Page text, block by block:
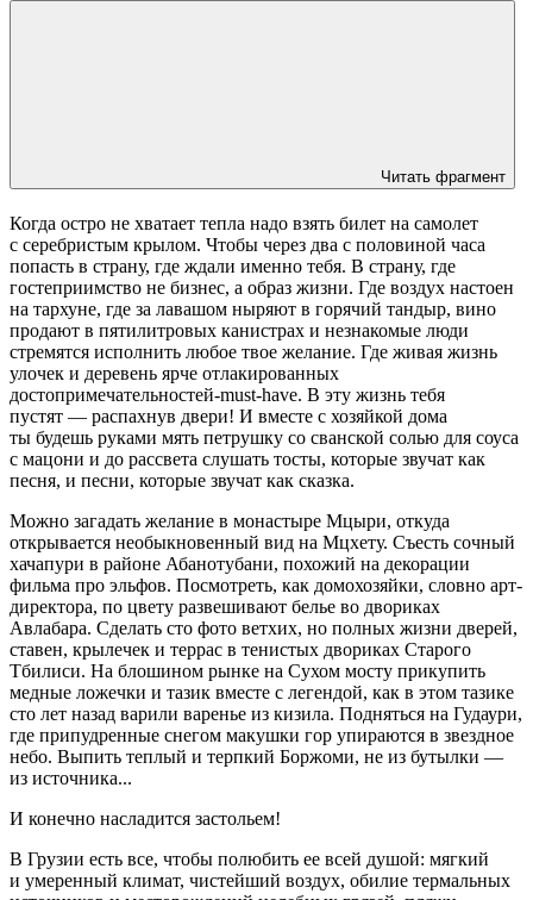
Читать фрагмент
Когда остро не хватает тепла надо взять билет на самолет
с серебристым крылом. Чтобы через два с половиной часа
попасть в страну, где ждали именно тебя. В страну, где
гостеприимство не бизнес, а образ жизни. Где воздух настоен
на тархуне, где за лавашом ныряют в горячий тандыр, вино
продают в пятилитровых канистрах и незнакомые люди
стремятся исполнить любое твое желание. Где живая жизнь
улочек и деревень ярче отлакированных
достопримечательностей-must-have. В эту жизнь тебя
пустят — распахнув двери! И вместе с хозяйкой дома
ты будешь руками мять петрушку со сванской солью для соуса
с мацони и до рассвета слушать тосты, которые звучат как
песня, и песни, которые звучат как сказка.
Можно загадать желание в монастыре Мцыри, откуда
открывается необыкновенный вид на Мцхету. Съесть сочный
хачапури в районе Абанотубани, похожий на декорации
фильма про эльфов. Посмотреть, как домохозяйки, cловно арт-
директора, по цвету развешивают белье во двориках
Авлабара. Сделать сто фото ветхих, но полных жизни дверей,
ставен, крылечек и террас в тенистых двориках Старого
Тбилиси. На блошином рынке на Сухом мосту прикупить
медные ложечки и тазик вместе с легендой, как в этом тазике
сто лет назад варили варенье из кизила. Подняться на Гудаури,
где припудренные снегом макушки гор упираются в звездное
небо. Выпить теплый и терпкий Боржоми, не из бутылки —
из источника...
И конечно насладится застольем!
В Грузии есть все, чтобы полюбить ее всей душой: мягкий
и умеренный климат, чистейший воздух, обилие термальных